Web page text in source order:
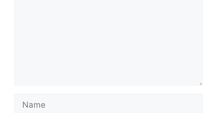
Name